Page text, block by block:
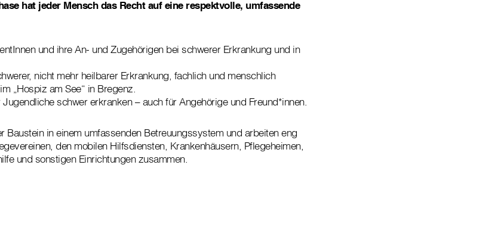
hat jeder Mensch das Recht auf eine respektvolle, umfassende
und ihre An- und Zugehörigen bei schwerer Erkrankung und in
nicht mehr heilbarer Erkrankung, fachlich und menschlich
„Hospiz am See“ in Bregenz.
schwer erkranken – auch für Angehörige und Freund*innen.
Baustein in einem umfassenden Betreuungssystem und arbeiten eng
den mobilen Hilfsdiensten, Krankenhäusern, Pflegeheimen,
und sonstigen Einrichtungen zusammen.